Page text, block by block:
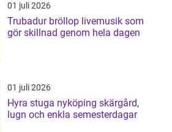
01 juli 2026
Trubadur bröllop livemusik som
gör skillnad genom hela dagen
01 juli 2026
Hyra stuga nyköping skärgård,
lugn och enkla semesterdagar